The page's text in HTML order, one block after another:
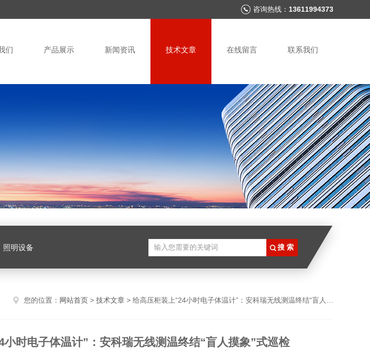
咨询热线： 13611994373
们 产品展示 新闻资讯 技术文章 在线留言 联系我们
照明设备
您的位置： 网站首页 > 技术文章 > 给高压柜装上“24小时电子体温计”：安科瑞无线测温终结“盲人摸象”式巡检
小时电子体温计”：安科瑞无线测温终结“盲人摸象”式巡检